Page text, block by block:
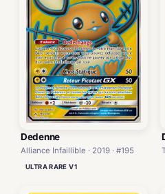
Dedenne
Alliance Infaillible · 2019 · #195
ULTRA RARE V1